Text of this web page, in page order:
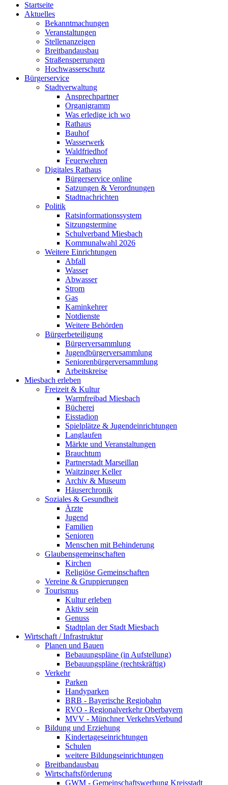
Startseite
Aktuelles
Bekanntmachungen
Veranstaltungen
Stellenanzeigen
Breitbandausbau
Straßensperrungen
Hochwasserschutz
Bürgerservice
Stadtverwaltung
Ansprechpartner
Organigramm
Was erledige ich wo
Rathaus
Bauhof
Wasserwerk
Waldfriedhof
Feuerwehren
Digitales Rathaus
Bürgerservice online
Satzungen & Verordnungen
Stadtnachrichten
Politik
Ratsinformationssystem
Sitzungstermine
Schulverband Miesbach
Kommunalwahl 2026
Weitere Einrichtungen
Abfall
Wasser
Abwasser
Strom
Gas
Kaminkehrer
Notdienste
Weitere Behörden
Bürgerbeteiligung
Bürgerversammlung
Jugendbürgerversammlung
Seniorenbürgerversammlung
Arbeitskreise
Miesbach erleben
Freizeit & Kultur
Warmfreibad Miesbach
Bücherei
Eisstadion
Spielplätze & Jugendeinrichtungen
Langlaufen
Märkte und Veranstaltungen
Brauchtum
Partnerstadt Marseillan
Waitzinger Keller
Archiv & Museum
Häuserchronik
Soziales & Gesundheit
Ärzte
Jugend
Familien
Senioren
Menschen mit Behinderung
Glaubensgemeinschaften
Kirchen
Religiöse Gemeinschaften
Vereine & Gruppierungen
Tourismus
Kultur erleben
Aktiv sein
Genuss
Stadtplan der Stadt Miesbach
Wirtschaft / Infrastruktur
Planen und Bauen
Bebauungspläne (in Aufstellung)
Bebauungspläne (rechtskräftig)
Verkehr
Parken
Handyparken
BRB - Bayerische Regiobahn
RVO - Regionalverkehr Oberbayern
MVV - Münchner VerkehrsVerbund
Bildung und Erziehung
Kindertageseinrichtungen
Schulen
weitere Bildungseinrichtungen
Breitbandausbau
Wirtschaftsförderung
GWM - Gemeinschaftswerbung Kreisstadt